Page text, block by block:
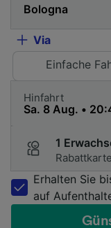
Via
Einfache
Hinfahrt
1
Erhalten Sie
auf